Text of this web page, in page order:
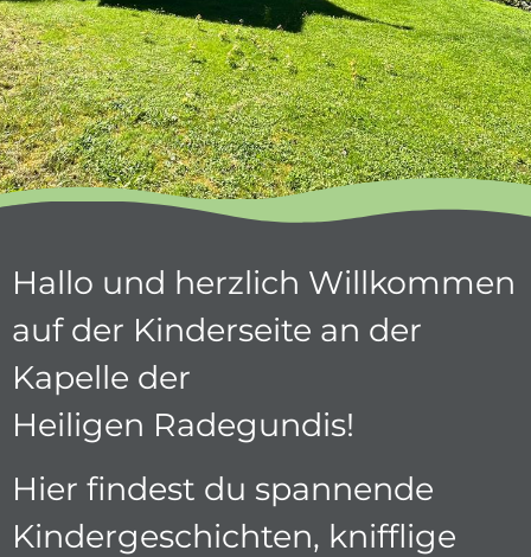
Hallo und herzlich Willkommen
auf der Kinderseite an der
Kapelle der
Heiligen Radegundis!
Hier findest du spannende
Kindergeschichten, knifflige